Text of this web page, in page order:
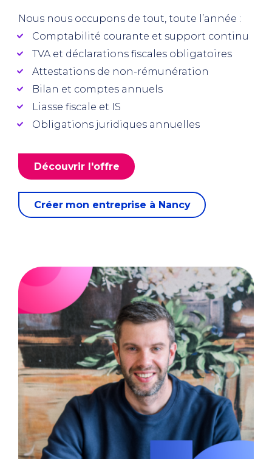
Nous nous occupons de tout, toute l’année :
Comptabilité courante et support continu
TVA et déclarations fiscales obligatoires
Attestations de non-rémunération
Bilan et comptes annuels
Liasse fiscale et IS
Obligations juridiques annuelles
Découvrir l'offre
Créer mon entreprise à Nancy